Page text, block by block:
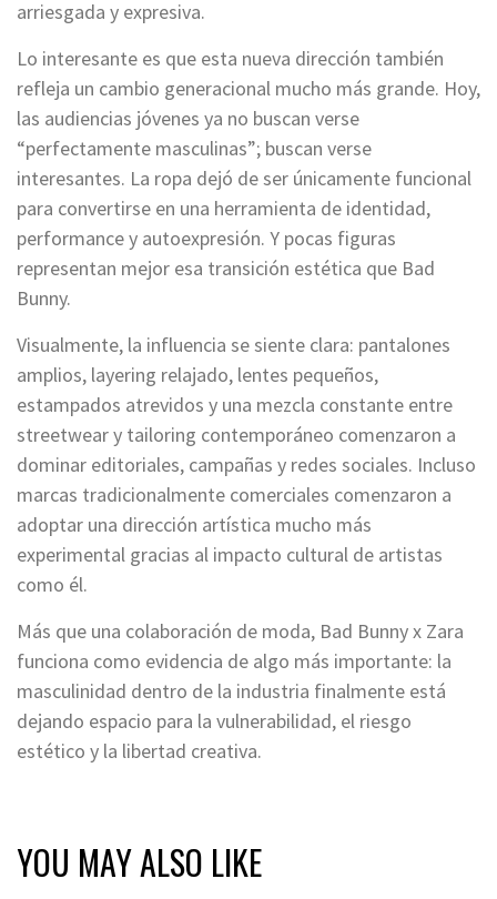
arriesgada y expresiva.
Lo interesante es que esta nueva dirección también
refleja un cambio generacional mucho más grande. Hoy,
las audiencias jóvenes ya no buscan verse
“perfectamente masculinas”; buscan verse
interesantes. La ropa dejó de ser únicamente funcional
para convertirse en una herramienta de identidad,
performance y autoexpresión. Y pocas figuras
representan mejor esa transición estética que Bad
Bunny.
Visualmente, la influencia se siente clara: pantalones
amplios, layering relajado, lentes pequeños,
estampados atrevidos y una mezcla constante entre
streetwear y tailoring contemporáneo comenzaron a
dominar editoriales, campañas y redes sociales. Incluso
marcas tradicionalmente comerciales comenzaron a
adoptar una dirección artística mucho más
experimental gracias al impacto cultural de artistas
como él.
Más que una colaboración de moda, Bad Bunny x Zara
funciona como evidencia de algo más importante: la
masculinidad dentro de la industria finalmente está
dejando espacio para la vulnerabilidad, el riesgo
estético y la libertad creativa.
YOU MAY ALSO LIKE